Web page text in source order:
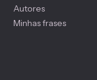
Autores
Minhas frases